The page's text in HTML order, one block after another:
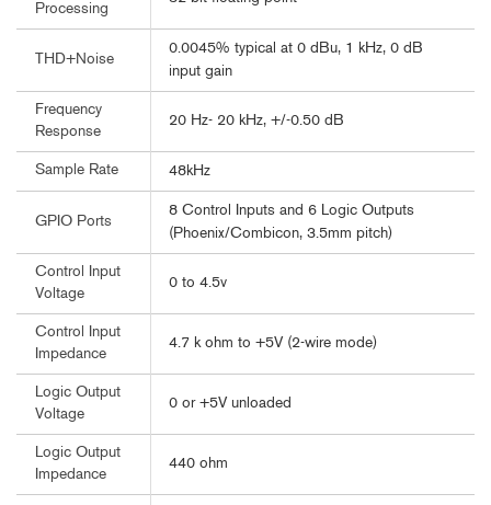
Processing
THD+Noise
0.0045% typical at 0 dBu, 1 kHz, 0 dB
input gain
Frequency
Response
20 Hz- 20 kHz, +/-0.50 dB
Sample Rate 48kHz
GPIO Ports
8 Control Inputs and 6 Logic Outputs
(Phoenix/Combicon, 3.5mm pitch)
Control Input
Voltage
0 to 4.5v
Control Input
Impedance
4.7 k ohm to +5V (2-wire mode)
Logic Output
Voltage
0 or +5V unloaded
Logic Output
Impedance
440 ohm